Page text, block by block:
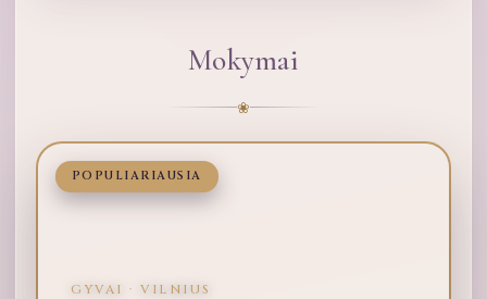
Mokymai
❀
POPULIARIAUSIA
GYVAI · VILNIUS